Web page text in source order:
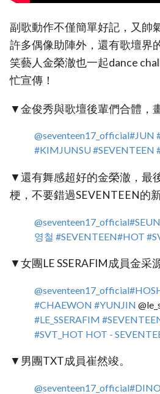
副歌動作不僅簡單好記，又帥
許多偶像助陣外，還有歌壇界
笑藝人金榮澈也一起dance
忙宣傳！
▼金俊秀與歌壇後輩們合體，
@seventeen17_official#JUN
#KIMJUNSU#SEVENTEEN
▼還有舞感超好的金榮澈，最
梗，不要錯過SEVENTEEN的
@seventeen17_official
영철 #SEVENTEEN#HOT
▼女團LE SSERAFIM成員金采
@seventeen17_official
#CHAEWON #YUNJIN
#LE_SSERAFIM
#SVT_HOT HOT -
▼男團TXT成員崔然竣。
@seventeen17_official#DINO